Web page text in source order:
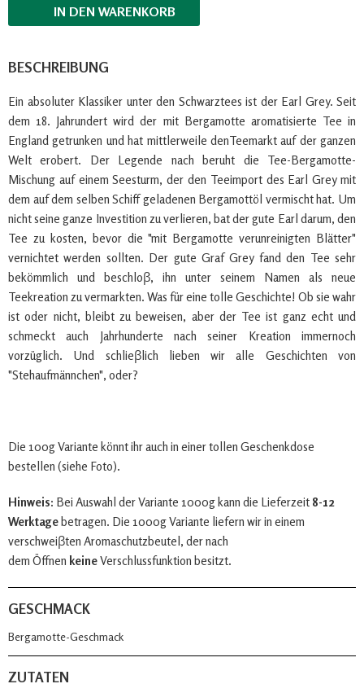
IN DEN WARENKORB
BESCHREIBUNG
Ein absoluter Klassiker unter den Schwarztees ist der Earl Grey. Seit
dem 18. Jahrundert wird der mit Bergamotte aromatisierte Tee in
England getrunken und hat mittlerweile denTeemarkt auf der ganzen
Welt erobert. Der Legende nach beruht die Tee-Bergamotte-
Mischung auf einem Seesturm, der den Teeimport des Earl Grey mit
dem auf dem selben Schiff geladenen Bergamottöl vermischt hat. Um
nicht seine ganze Investition zu verlieren, bat der gute Earl darum, den
Tee zu kosten, bevor die "mit Bergamotte verunreinigten Blätter"
vernichtet werden sollten. Der gute Graf Grey fand den Tee sehr
bekömmlich und beschloβ, ihn unter seinem Namen als neue
Teekreation zu vermarkten. Was für eine tolle Geschichte! Ob sie wahr
ist oder nicht, bleibt zu beweisen, aber der Tee ist ganz echt und
schmeckt auch Jahrhunderte nach seiner Kreation immernoch
vorzüglich. Und schlieβlich lieben wir alle Geschichten von
"Stehaufmännchen", oder?
Die 100g Variante könnt ihr auch in einer tollen Geschenkdose
bestellen (siehe Foto).
Hinweis: Bei Auswahl der Variante 1000g kann die Lieferzeit 8-12
Werktagebetragen. Die 1000g Variante liefern wir in einem
verschweiβten Aromaschutzbeutel, der nach
dem Öffnen keineVerschlussfunktion besitzt.
GESCHMACK
Bergamotte-Geschmack
ZUTATEN